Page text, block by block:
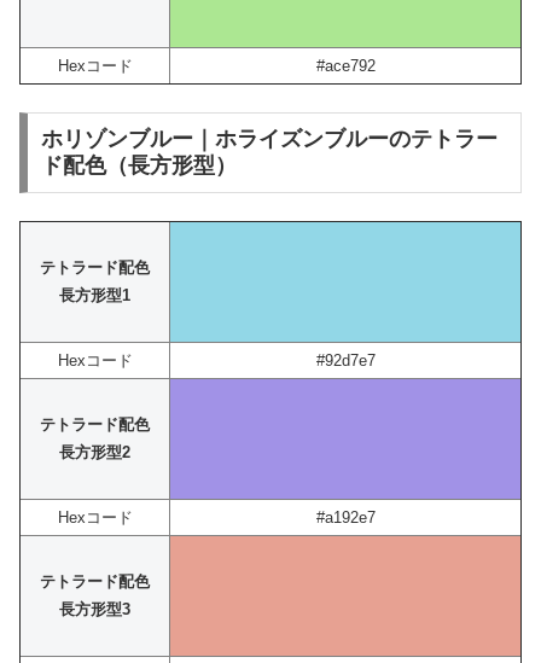
Hexコード #ace792
ホリゾンブルー｜ホライズンブルーのテトラー
ド配色（長方形型）
テトラード配色
長方形型1
Hexコード #92d7e7
テトラード配色
長方形型2
Hexコード #a192e7
テトラード配色
長方形型3